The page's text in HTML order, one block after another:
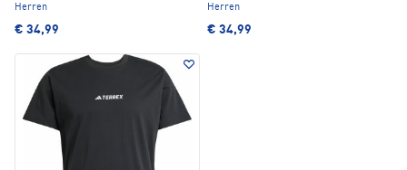
Herren
€ 34,99
Herren
€ 34,99